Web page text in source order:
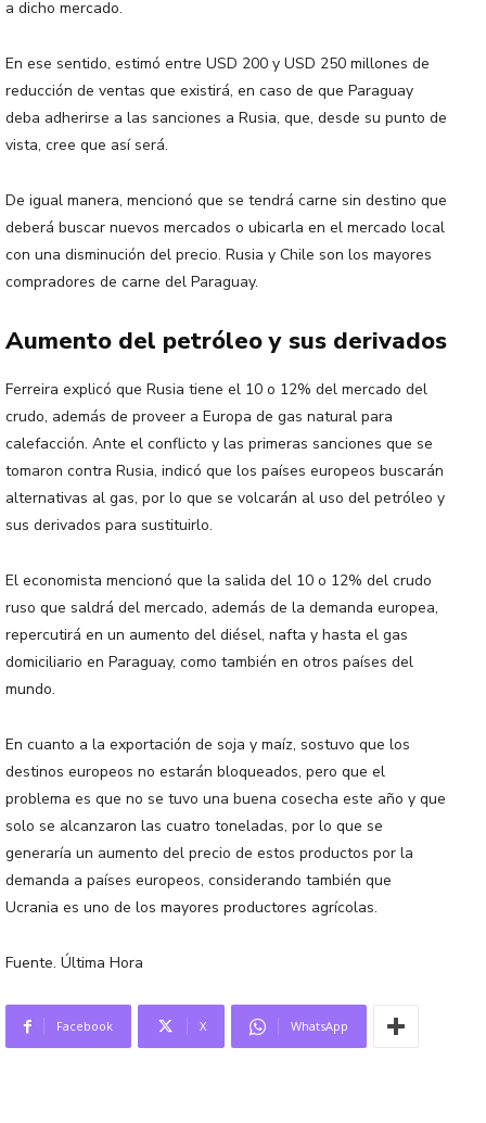
a dicho mercado.
En ese sentido, estimó entre USD 200 y USD 250 millones de
reducción de ventas que existirá, en caso de que Paraguay
deba adherirse a las sanciones a Rusia, que, desde su punto de
vista, cree que así será.
De igual manera, mencionó que se tendrá carne sin destino que
deberá buscar nuevos mercados o ubicarla en el mercado local
con una disminución del precio. Rusia y Chile son los mayores
compradores de carne del Paraguay.
Aumento del petróleo y sus derivados
Ferreira explicó que Rusia tiene el 10 o 12% del mercado del
crudo, además de proveer a Europa de gas natural para
calefacción. Ante el conflicto y las primeras sanciones que se
tomaron contra Rusia, indicó que los países europeos buscarán
alternativas al gas, por lo que se volcarán al uso del petróleo y
sus derivados para sustituirlo.
El economista mencionó que la salida del 10 o 12% del crudo
ruso que saldrá del mercado, además de la demanda europea,
repercutirá en un aumento del diésel, nafta y hasta el gas
domiciliario en Paraguay, como también en otros países del
mundo.
En cuanto a la exportación de soja y maíz, sostuvo que los
destinos europeos no estarán bloqueados, pero que el
problema es que no se tuvo una buena cosecha este año y que
solo se alcanzaron las cuatro toneladas, por lo que se
generaría un aumento del precio de estos productos por la
demanda a países europeos, considerando también que
Ucrania es uno de los mayores productores agrícolas.
Fuente. Última Hora
Facebook X WhatsApp